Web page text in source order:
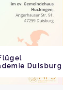
Duisburg